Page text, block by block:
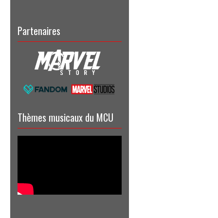
Partenaires
Thèmes musicaux du MCU